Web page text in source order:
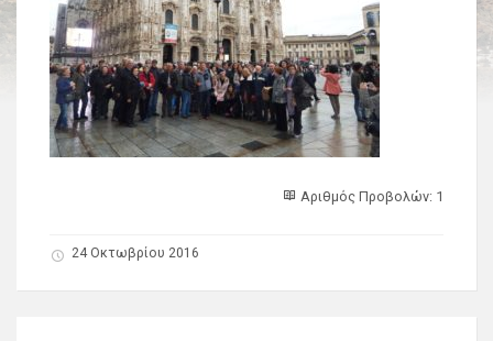
Αριθμός Προβολών: 1
24 Οκτωβρίου 2016